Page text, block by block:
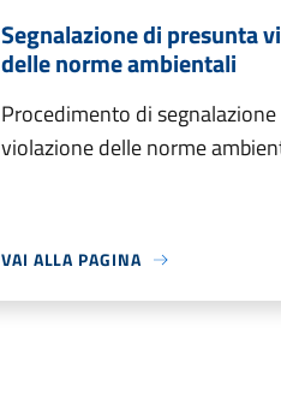
Segnalazione di presunta
delle norme ambientali
Procedimento di
violazione delle norme
VAI ALLA PAGINA